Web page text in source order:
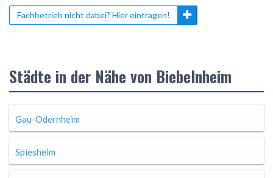
Fachbetrieb nicht dabei? Hier eintragen!
Städte in der Nähe von Biebelnheim
Gau-Odernheim
Spiesheim